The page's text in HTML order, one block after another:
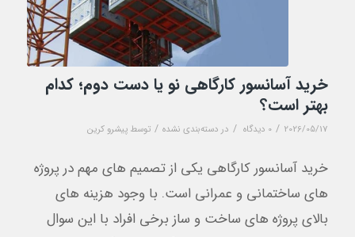
خرید آسانسور کارگاهی نو یا دست دوم؛ کدام
بهتر است؟
2026/05/17
/ 0 دیدگاه / در دسته‌بندی نشده / توسط پیشرو کرین
خرید آسانسور کارگاهی یکی از تصمیم های مهم در پروژه
های ساختمانی و عمرانی است. با وجود هزینه های
بالای پروژه های ساخت و ساز برخی افراد با این سوال